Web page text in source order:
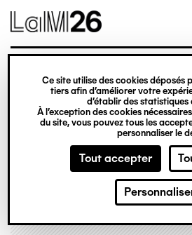
Gestion des cookies
Ce site utilise des cookies déposés
tiers afin d’améliorer votre
d’établir des statistiques
À l’exception des cookies
du site, vous pouvez tous les
personnaliser le
Tout accepter
contenu